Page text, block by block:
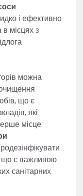
і ефективно
в місцях з
можна
що є
які
місце.
що є важливою
санітарних